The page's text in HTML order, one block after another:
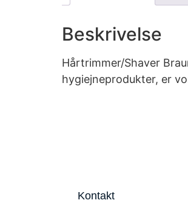
Beskrivelse
Hårtrimmer/Shaver
hygiejneprodukter, er
Kontakt